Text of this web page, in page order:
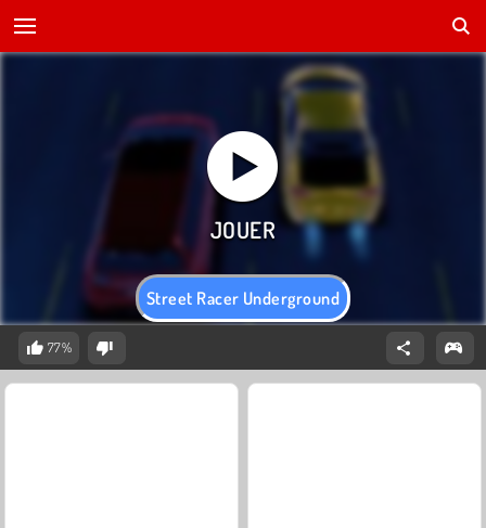
Street Racer Underground
77%